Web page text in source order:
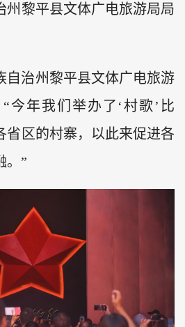
州黎平县文体广电旅游局局
自治州黎平县文体广电旅游
今年我们举办了‘村歌’比
省区的村寨，以此来促进各
。”